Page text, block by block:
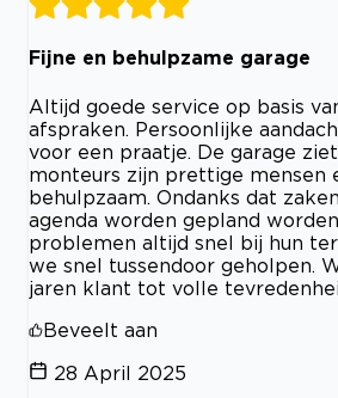
Fijne en behulpzame garage
Altijd goede service op basis
afspraken. Persoonlijke
voor een praatje. De garage
monteurs zijn prettige mensen
behulpzaam. Ondanks dat
agenda worden gepland
problemen altijd snel bij hun
we snel tussendoor geholpen.
jaren klant tot volle
Beveelt aan
28 April 2025